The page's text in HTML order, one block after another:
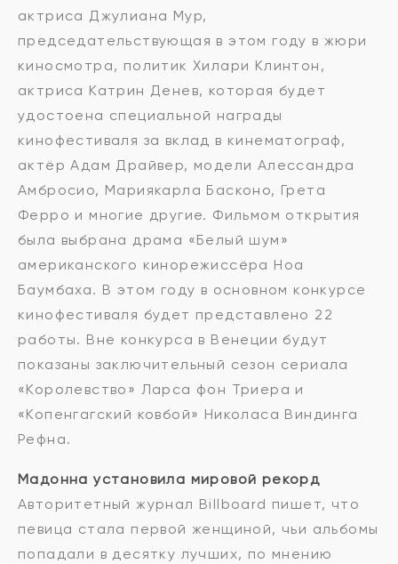
актриса Джулиана Мур,
председательствующая в этом году в жюри
киносмотра, политик Хилари Клинтон,
актриса Катрин Денев, которая будет
удостоена специальной награды
кинофестиваля за вклад в кинематограф,
актёр Адам Драйвер, модели Алессандра
Амбросио, Мариякарла Басконо, Грета
Ферро и многие другие. Фильмом открытия
была выбрана драма «Белый шум»
американского кинорежиссёра Ноа
Баумбаха. В этом году в основном конкурсе
кинофестиваля будет представлено 22
работы. Вне конкурса в Венеции будут
показаны заключительный сезон сериала
«Королевство» Ларса фон Триера и
«Копенгагский ковбой» Николаса Виндинга
Рефна.
Мадонна установила мировой рекорд
Авторитетный журнал Billboard пишет, что
певица стала первой женщиной, чьи альбомы
попадали в десятку лучших, по мнению